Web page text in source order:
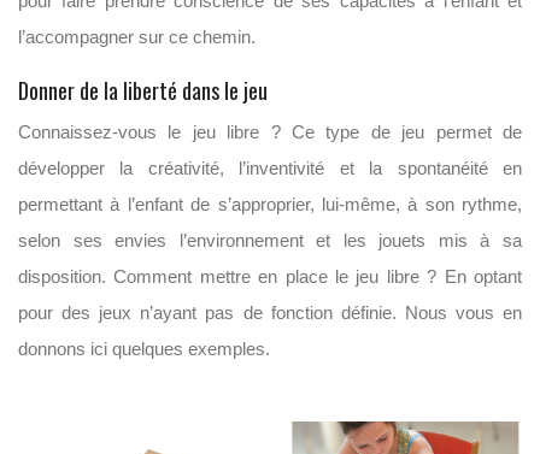
l’accompagner sur ce chemin.
Donner de la liberté dans le jeu
Connaissez-vous le jeu libre ? Ce type de jeu permet de
développer la créativité, l’inventivité et la spontanéité en
permettant à l’enfant de s’approprier, lui-même, à son rythme,
selon ses envies l’environnement et les jouets mis à sa
disposition. Comment mettre en place le jeu libre ? En optant
pour des jeux n’ayant pas de fonction définie. Nous vous en
donnons ici quelques exemples.